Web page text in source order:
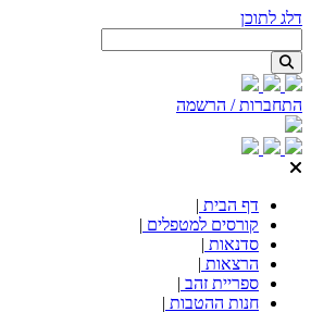
דלג לתוכן
התחברות / הרשמה
דף הבית |
קורסים למטפלים |
סדנאות |
הרצאות |
ספריית זהב |
חנות ההטבות |